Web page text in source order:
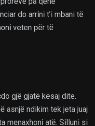
do arrini t’i mbani të
veten për të
gjë gjatë kësaj dite.
asnjë ndikim tek jeta juaj
menaxhoni atë. Silluni si